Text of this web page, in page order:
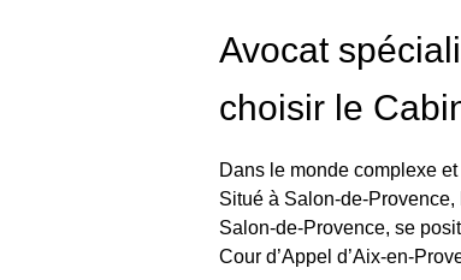
Avocat
choisir le
Dans le monde complexe
Situé à Salon-de-Provence,
Salon-de-Provence, se
Cour d’Appel d’Aix-en-